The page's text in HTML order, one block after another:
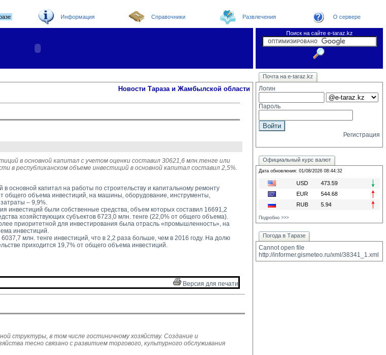
Информация Справочники Развлечения О сервере
Поиск на сайте e-taraz.kz
Новости Погода в Таразе
Телефоный справочник
Видеоконференция
Новости e-taraz
Новости Тараза и Жамбылской области
в основной капитал с учетом оценки составил 30621,6 млн.тенге или
в республиканском объеме инвестиций в основной капитал составил 2,5%.
в основной капитал на работы по строительству и капитальному ремонту
общего объема инвестиций, на машины, оборудование, инструменты,
– 9,9%.
инвестиций были собственные средства, объем которых составил 16691,2
хозяйствующих субъектов 6723,0 млн. тенге (22,0% от общего объема).
приоритетной для инвестирования была отрасль «промышленность», на
инвестиций.
млн. тенге инвестиций, что в 2,2 раза больше, чем в 2016 году. На долю
приходится 19,7% от общего объема инвестиций.
Версия для печати
структуры, в том числе гостиничному хозяйству. Создание и
тесно связано с развитием торгового, культурного обслуживания
Почта на e-taraz.kz
Логин
Пароль
Регистрация
Официальный курс валют
Дата обновления: 01/08/2026 08:44:32
USD
473.59
EUR
544.68
RUB
5.94
Подробно >>>
Погода в Таразе
Cannot open file
http://informer.gismeteo.ru/xml/38341_1.xml